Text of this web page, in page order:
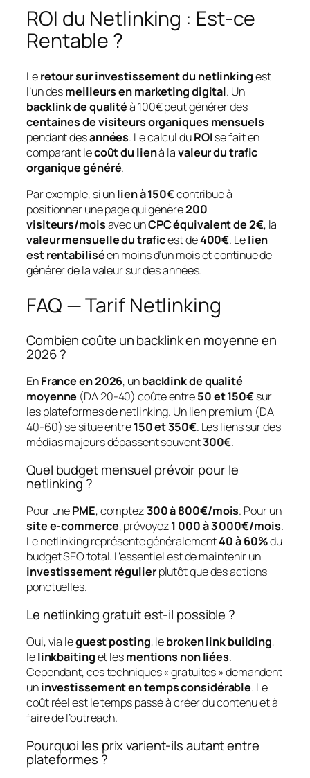
ROI du Netlinking : Est-ce
Rentable ?
Leretour sur investissement du netlinkingest
l’un desmeilleurs en marketing digital. Un
backlink de qualitéà 100€ peut générer des
centaines de visiteurs organiques mensuels
pendant desannées. Le calcul duROIse fait en
comparant lecoût du lienà lavaleur du trafic
organique généré.
Par exemple, si unlien à 150€contribue à
positionner une page qui génère200
visiteurs/moisavec unCPC équivalent de 2€, la
valeur mensuelle du traficest de400€. Lelien
est rentabiliséen moins d’un mois et continue de
générer de la valeur sur des années.
FAQ — Tarif Netlinking
Combien coûte un backlink en moyenne en
2026 ?
EnFrance en 2026, unbacklink de qualité
moyenne (DA 20-40) coûte entre50 et 150€sur
les plateformes de netlinking. Un lien premium (DA
40-60) se situe entre150 et 350€. Les liens sur des
médias majeurs dépassent souvent300€.
Quel budget mensuel prévoir pour le
netlinking ?
Pour unePME, comptez300 à 800€/mois. Pour un
site e-commerce, prévoyez1 000 à 3 000€/mois.
Le netlinking représente généralement40 à 60%du
budget SEO total. L’essentiel est de maintenir un
investissement régulierplutôt que des actions
ponctuelles.
Le netlinking gratuit est-il possible ?
Oui, via leguest posting, lebroken link building,
lelinkbaitinget lesmentions non liées.
Cependant, ces techniques « gratuites » demandent
uninvestissement en temps considérable. Le
coût réel est le temps passé à créer du contenu et à
faire de l’outreach.
Pourquoi les prix varient-ils autant entre
plateformes ?